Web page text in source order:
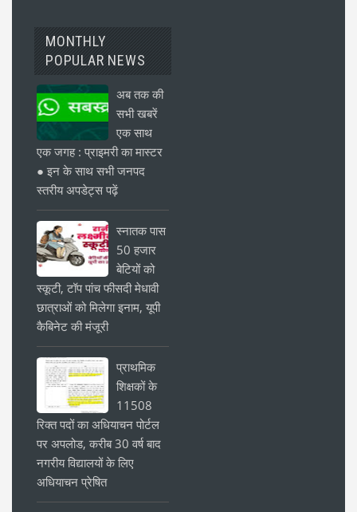
MONTHLY
POPULAR NEWS
अब तक की
सभी खबरें
एक साथ
एक जगह : प्राइमरी का मास्टर
● इन के साथ सभी जनपद
स्तरीय अपडेट्स पढ़ें
स्नातक पास
50 हजार
बेटियों को
स्कूटी, टॉप पांच फीसदी मेधावी
छात्राओं को मिलेगा इनाम, यूपी
कैबिनेट की मंजूरी
प्राथमिक
शिक्षकों के
11508
रिक्त पदों का अधियाचन पोर्टल
पर अपलोड, करीब 30 वर्ष बाद
नगरीय विद्यालयों के लिए
अधियाचन प्रेषित